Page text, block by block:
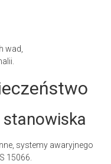
wad,
systemy awaryjnego
15066.